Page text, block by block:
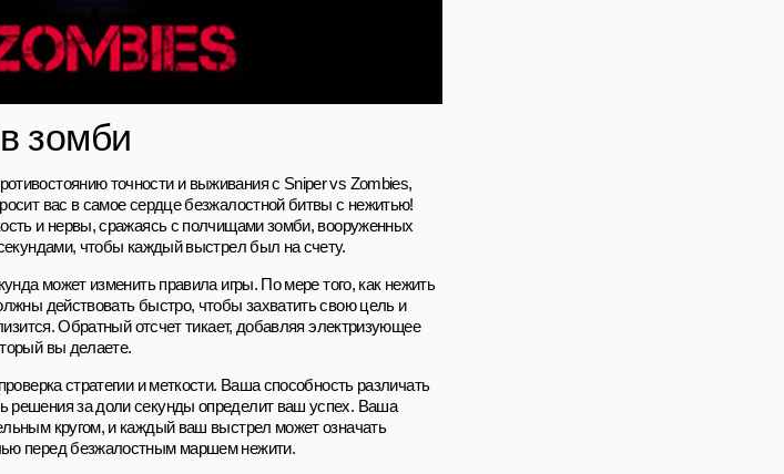
зомби
точности и выживания с Sniper vs Zombies,
вас в самое сердце безжалостной битвы с нежитью!
и нервы, сражаясь с полчищами зомби, вооруженных
чтобы каждый выстрел был на счету.
может изменить правила игры. По мере того, как нежить
действовать быстро, чтобы захватить свою цель и
Обратный отсчет тикает, добавляя электризующее
вы делаете.
стратегии и меткости. Ваша способность различать
решения за доли секунды определит ваш успех. Ваша
кругом, и каждый ваш выстрел может означать
перед безжалостным маршем нежити.